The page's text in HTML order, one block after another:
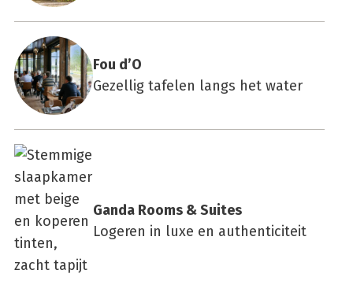
Fou d’O
Gezellig tafelen langs het water
Gan­da Rooms & Sui­tes
Logeren in luxe en authenticiteit